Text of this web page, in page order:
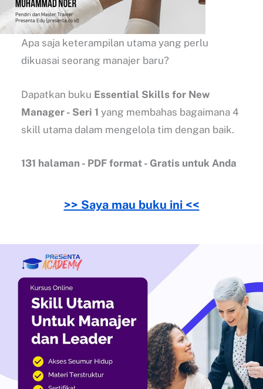
Apa saja keterampilan utama yang perlu
dikuasai seorang manajer baru?
Dapatkan buku Essential Skills for New
Manager - Seri 1 yang membahas bagaimana 4
skill utama dalam mengelola tim dengan baik.
131 halaman - PDF format - Gratis untuk Anda
>> Saya mau buku ini <<